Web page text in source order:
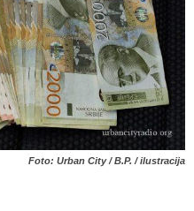
Foto: Urban City / B.P. / ilustracija